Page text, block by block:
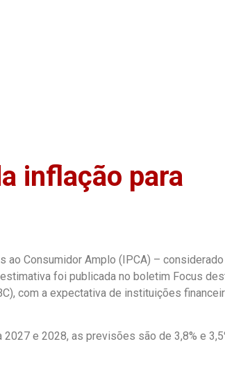
inflação para
ao Consumidor Amplo (IPCA) –
foi publicada no boletim Focus
com a expectativa de instituições
2027 e 2028, as previsões são de 3,8% e